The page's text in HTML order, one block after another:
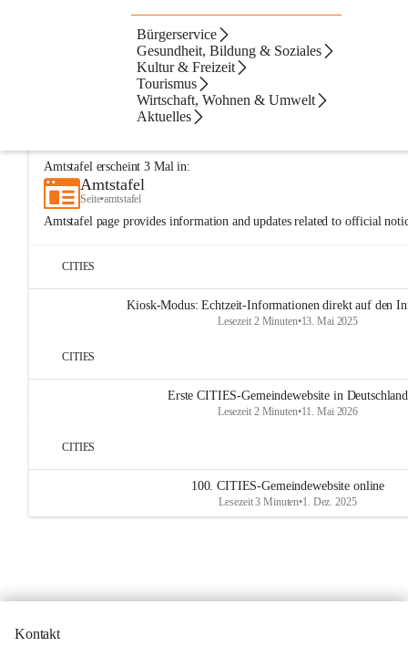
Bürgerservice
Gesundheit, Bildung & Soziales
Kultur & Freizeit
Tourismus
Wirtschaft, Wohnen & Umwelt
Aktuelles
Artikel Navigation
buergerservice/amtstafel
Amtstafelerscheint3 Mal in:
Amtstafel
Seite•amtstafel
Amtstafel page provides information and updates related to official
CITIES
Kiosk-Modus: Echtzeit-Informationen direkt auf den
Lesezeit 2 Minuten•13. Mai 2025
CITIES
Erste CITIES-Gemeindewebsite in Deutschland
Lesezeit 2 Minuten•11. Mai 2026
CITIES
100. CITIES-Gemeindewebsite online
Lesezeit 3 Minuten•1. Dez. 2025
Kontakt